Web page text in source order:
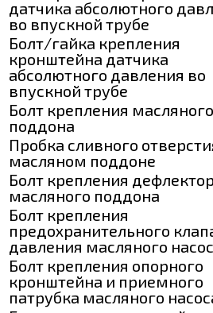
датчика абсолютного
во впускной трубе
Болт/гайка крепления
кронштейна датчика
абсолютного давления во
впускной трубе
Болт крепления масляного
поддона
Пробка сливного
масляном поддоне
Болт крепления
масляного поддона
Болт крепления
предохранительного
давления масляного
Болт крепления опорного
кронштейна и приемного
патрубка масляного